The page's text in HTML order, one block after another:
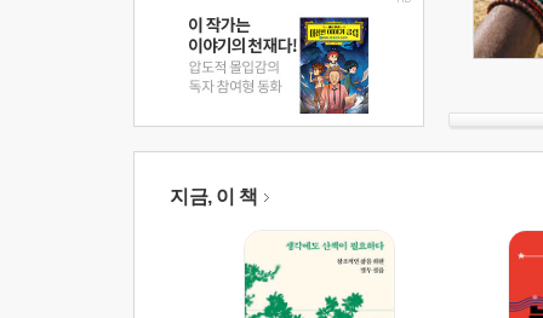
지금, 이 책